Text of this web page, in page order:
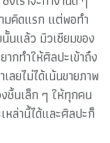
มคิดแรก แต่พอทำ
นแล้ว มิวเซียมของ
กทำให้ศิลปะเข้าถึง
ลยไม่ได้เน้นขายภาพ
ชิ้นเล็ก ๆ ให้ทุกคน
หล่านี้ได้และศิลปะก็